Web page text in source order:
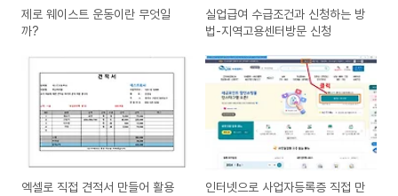
제로 웨이스트 운동이란 무엇일
까?
실업급여 수급조건과 신청하는 방
법-지역고용센터방문 신청
엑셀로 직접 견적서 만들어 활용
인터넷으로 사업자등록증 직접 만